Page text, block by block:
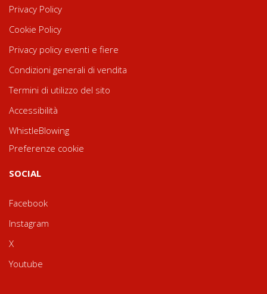
Privacy Policy
Cookie Policy
Privacy policy eventi e fiere
Condizioni generali di vendita
Termini di utilizzo del sito
Accessibilità
WhistleBlowing
Preferenze cookie
SOCIAL
Facebook
Instagram
X
Youtube